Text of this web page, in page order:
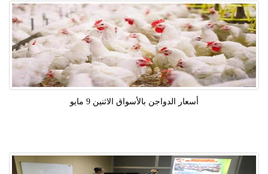
أسعار الدواجن بالأسواق الاثنين 9 مايو